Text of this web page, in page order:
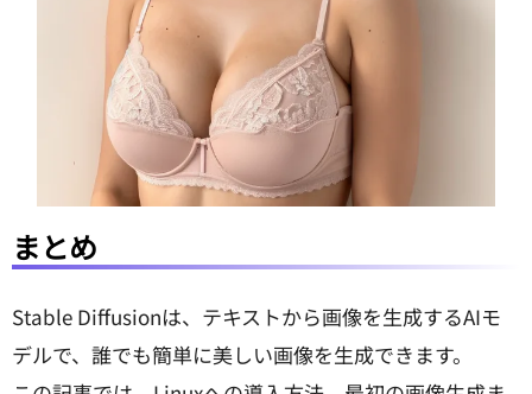
まとめ
Stable Diffusionは、テキストから画像を生成するAIモ
デルで、誰でも簡単に美しい画像を生成できます。